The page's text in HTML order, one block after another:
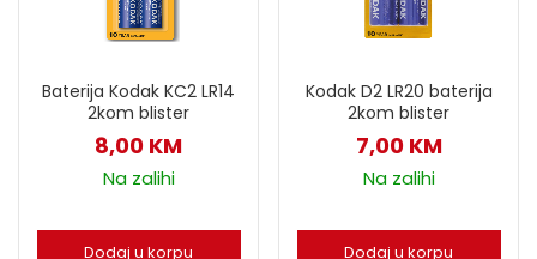
Baterija Kodak KC2 LR14
2kom blister
8,00 KM
Na zalihi
Dodaj u korpu
Kodak D2 LR20 baterija
2kom blister
7,00 KM
Na zalihi
Dodaj u korpu